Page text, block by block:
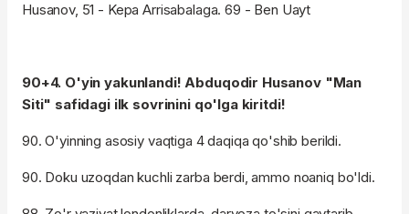
Husanov, 51 - Kepa Arrisabalaga. 69 - Ben Uayt
90+4. O'yin yakunlandi! Abduqodir Husanov "Man
Siti" safidagi ilk sovrinini qo'lga kiritdi!
90. O'yinning asosiy vaqtiga 4 daqiqa qo'shib berildi.
90. Doku uzoqdan kuchli zarba berdi, ammo noaniq bo'ldi.